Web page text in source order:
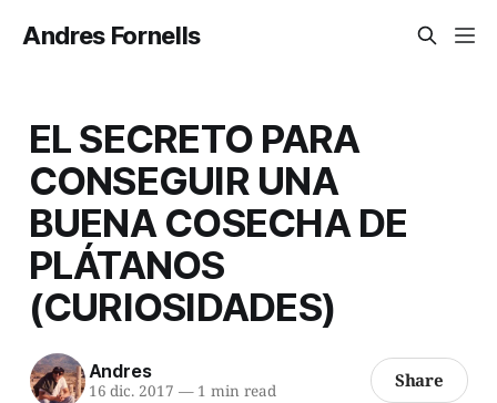
Andres Fornells
EL SECRETO PARA
CONSEGUIR UNA
BUENA COSECHA DE
PLÁTANOS
(CURIOSIDADES)
Andres
16 dic. 2017 —1 min read Share